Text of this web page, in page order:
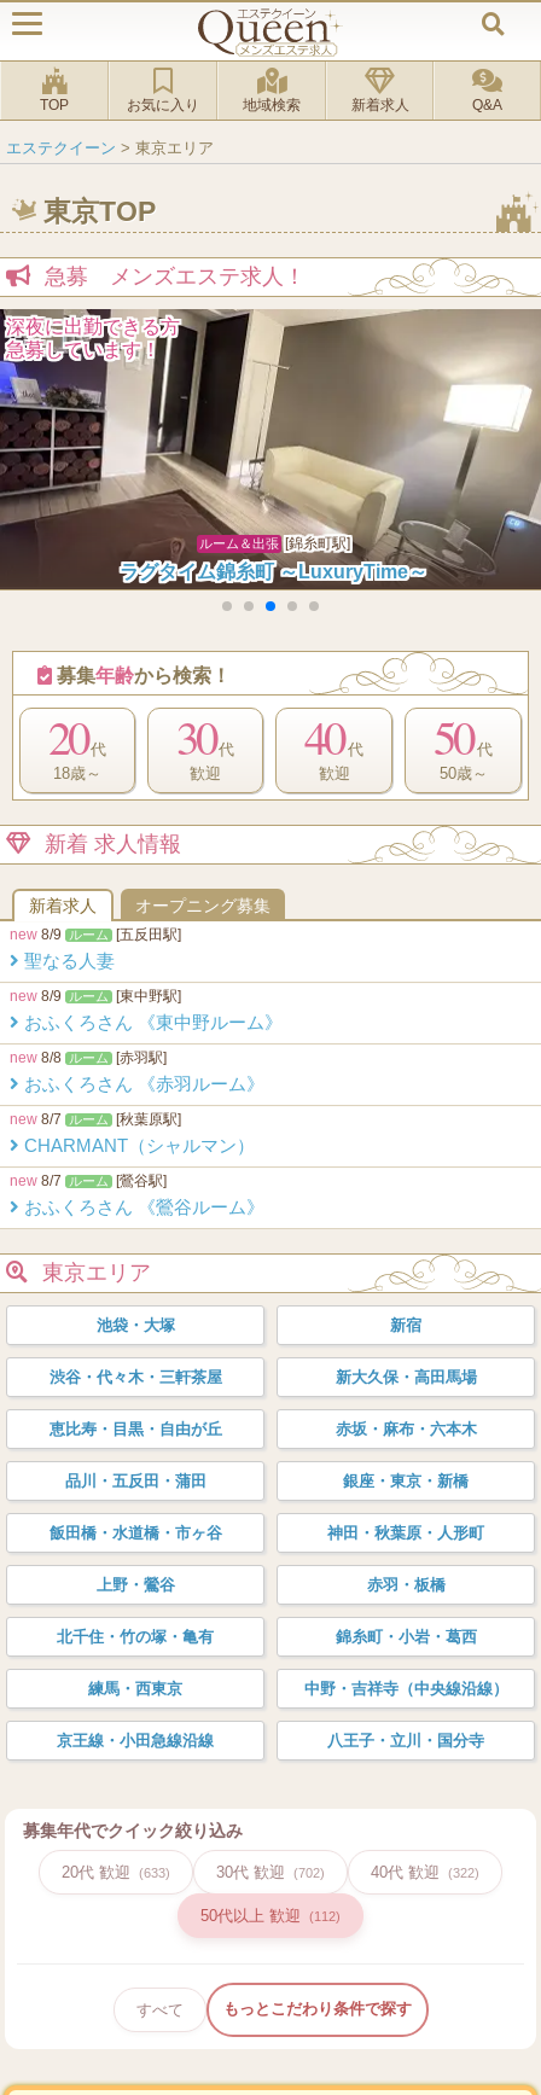
TOP お気に入り 地域検索 新着求人 Q&A
エステクイーン > 東京エリア
東京TOP
急募 メンズエステ求人！
30～60代のお姉様を大募集！！
人妻店随一の高待遇♪
ルーム [新宿駅]
極みのワイフ
募集年齢から検索！
20 代
18歳～
30 代
歓迎
40 代
歓迎
50 代
50歳～
新着 求人情報
新着求人 オープニング募集
new 8/9 ルーム [五反田駅]
聖なる人妻
new 8/9 ルーム [東中野駅]
おふくろさん 《東中野ルーム》
new 8/8 ルーム [赤羽駅]
おふくろさん 《赤羽ルーム》
new 8/7 ルーム [秋葉原駅]
CHARMANT（シャルマン）
new 8/7 ルーム [鶯谷駅]
おふくろさん 《鶯谷ルーム》
東京エリア
池袋・大塚 新宿
渋谷・代々木・三軒茶屋 新大久保・高田馬場
恵比寿・目黒・自由が丘 赤坂・麻布・六本木
品川・五反田・蒲田 銀座・東京・新橋
飯田橋・水道橋・市ヶ谷 神田・秋葉原・人形町
上野・鶯谷 赤羽・板橋
北千住・竹の塚・亀有 錦糸町・小岩・葛西
練馬・西東京 中野・吉祥寺（中央線沿線）
京王線・小田急線沿線 八王子・立川・国分寺
募集年代でクイック絞り込み
20代 歓迎 (633) 30代 歓迎 (702) 40代 歓迎 (322)
50代以上 歓迎 (112)
すべて もっとこだわり条件で探す